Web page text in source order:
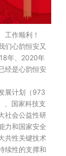
工作顺利！
们心韵恒安又
年、2020年
经是心韵恒安
展计划（973
、国家科技支
社会公益性研
力和国家安全
共性关键技术
续性的支撑和